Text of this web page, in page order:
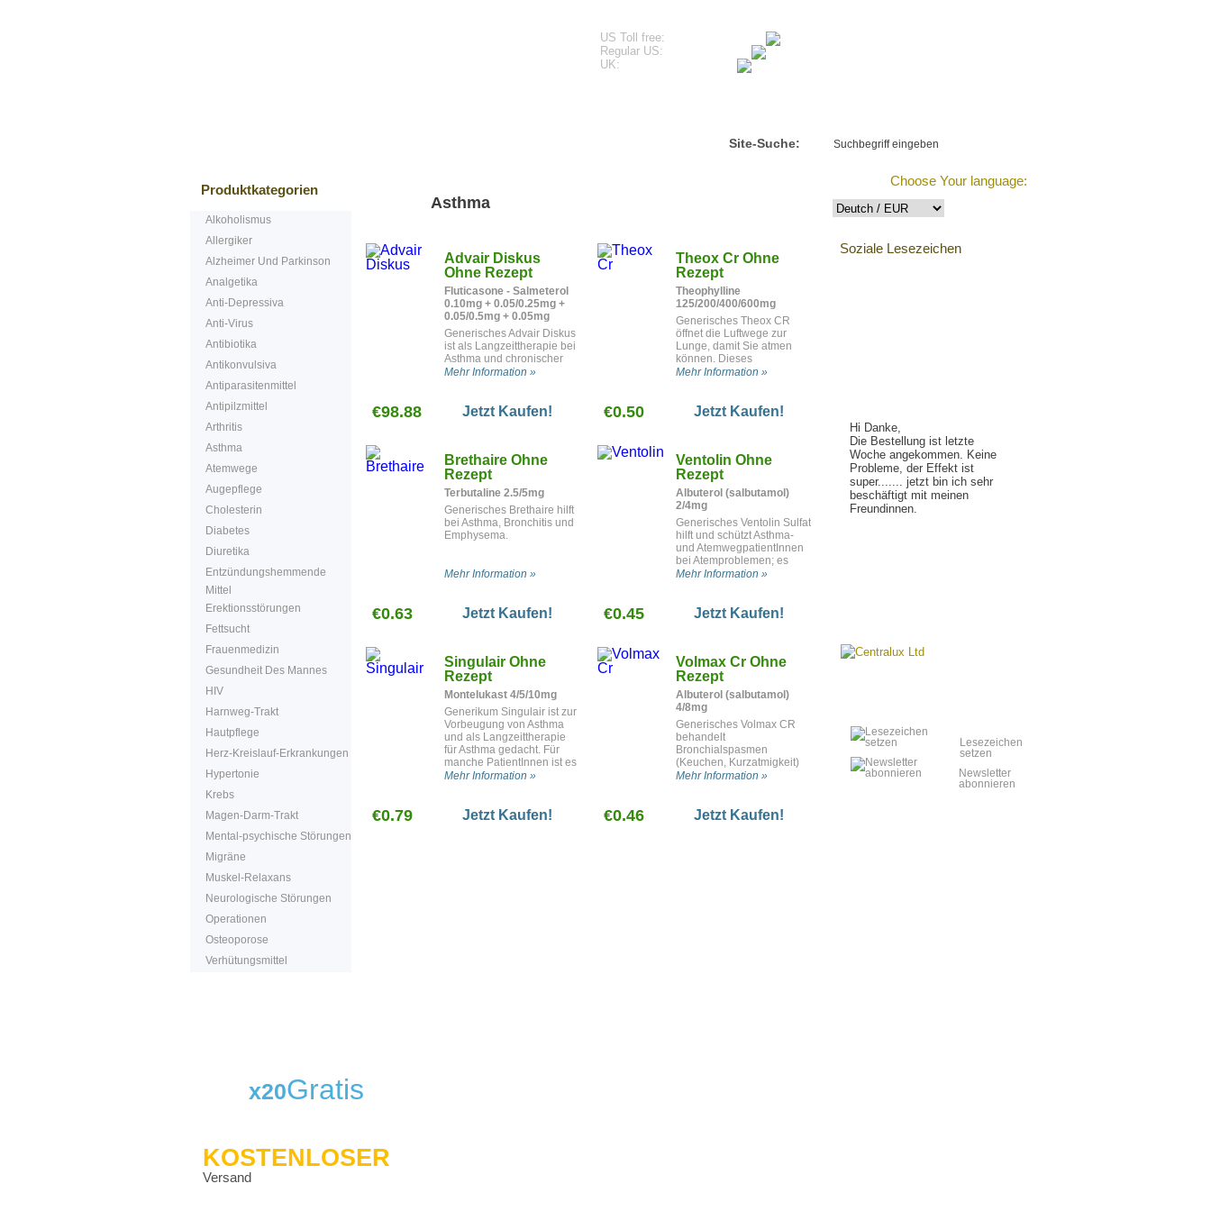
US Toll free:
Regular US:
UK:
Site-Suche:
Produktkategorien
Alkoholismus
Allergiker
Alzheimer Und Parkinson
Analgetika
Anti-Depressiva
Anti-Virus
Antibiotika
Antikonvulsiva
Antiparasitenmittel
Antipilzmittel
Arthritis
Asthma
Atemwege
Augepflege
Cholesterin
Diabetes
Diuretika
Entzündungshemmende
Mittel
Erektionsstörungen
Fettsucht
Frauenmedizin
Gesundheit Des Mannes
HIV
Harnweg-Trakt
Hautpflege
Herz-Kreislauf-Erkrankungen
Hypertonie
Krebs
Magen-Darm-Trakt
Mental-psychische Störungen
Migräne
Muskel-Relaxans
Neurologische Störungen
Operationen
Osteoporose
Verhütungsmittel
x20Gratis
KOSTENLOSER
Versand
Asthma
Advair Diskus
Ohne Rezept
Fluticasone - Salmeterol
0.10mg + 0.05/0.25mg +
0.05/0.5mg + 0.05mg
Generisches Advair Diskus
ist als Langzeittherapie bei
Asthma und chronischer
Bronchitis (COPD) bei
Mehr Information »
€98.88 Jetzt Kaufen!
Brethaire Ohne
Rezept
Terbutaline 2.5/5mg
Generisches Brethaire hilft
bei Asthma, Bronchitis und
Emphysema.
Mehr Information »
€0.63 Jetzt Kaufen!
Singulair Ohne
Rezept
Montelukast 4/5/10mg
Generikum Singulair ist zur
Vorbeugung von Asthma
und als Langzeittherapie
für Asthma gedacht. Für
manche PatientInnen ist es
auch zur Behandlung einer
wurde und zur Vorbeugung
Mehr Information »
€0.79 Jetzt Kaufen!
Theox Cr Ohne
Rezept
Theophylline
125/200/400/600mg
Generisches Theox CR
öffnet die Luftwege zur
Lunge, damit Sie atmen
können. Dieses
Medikament dient der
Lungenaufblähung.
Mehr Information »
€0.50 Jetzt Kaufen!
Ventolin Ohne
Rezept
Albuterol (salbutamol)
2/4mg
Generisches Ventolin Sulfat
hilft und schützt Asthma-
und AtemwegpatientInnen
bei Atemproblemen; es
wirkt auch bei
Mehr Information »
€0.45 Jetzt Kaufen!
Volmax Cr Ohne
Rezept
Albuterol (salbutamol)
4/8mg
Generisches Volmax CR
behandelt
Bronchialspasmen
(Keuchen, Kurzatmigkeit)
wie z.B. Asthma.
Mehr Information »
€0.46 Jetzt Kaufen!
Choose Your language:
Soziale Lesezeichen
Hi Danke,
Die Bestellung ist letzte
Woche angekommen. Keine
Probleme, der Effekt ist
super....... jetzt bin ich sehr
beschäftigt mit meinen
Freundinnen.
Lesezeichen
setzen
Newsletter
abonnieren